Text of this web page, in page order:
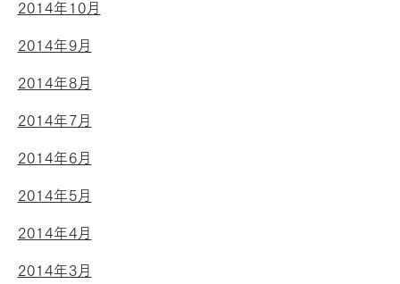
2014年10月
2014年9月
2014年8月
2014年7月
2014年6月
2014年5月
2014年4月
2014年3月